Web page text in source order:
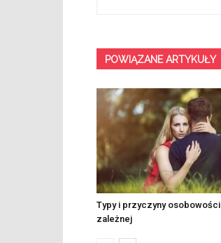
POWIĄZANE ARTYKUŁY
Typy i przyczyny osobowości
zależnej